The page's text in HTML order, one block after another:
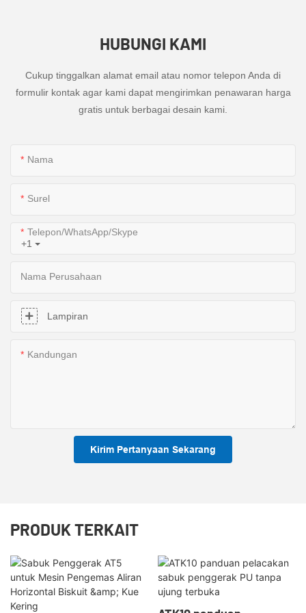
HUBUNGI KAMI
Cukup tinggalkan alamat email atau nomor telepon Anda di
formulir kontak agar kami dapat mengirimkan penawaran harga
gratis untuk berbagai desain kami.
Nama
Surel
+1
Telepon/WhatsApp/Skype
Nama Perusahaan
Lampiran
Kandungan
Kirim Pertanyaan Sekarang
PRODUK TERKAIT